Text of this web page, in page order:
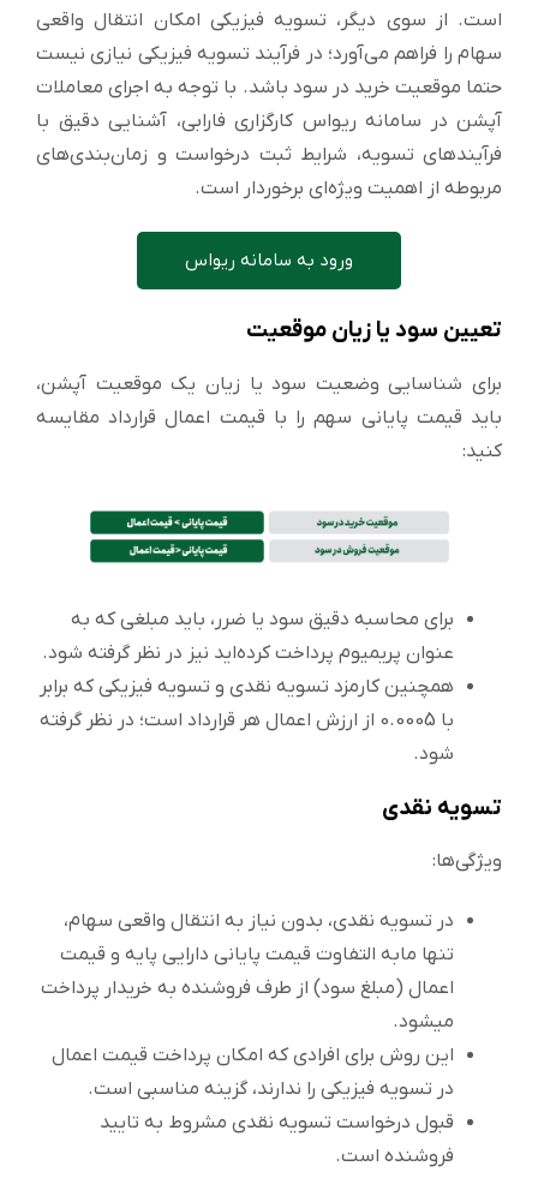
است. از سوی دیگر، تسویه فیزیکی امکان انتقال واقعی
سهام را فراهم می‌آورد؛ در فرآیند تسویه فیزیکی نیازی نیست
حتما موقعیت خرید در سود باشد. با توجه به اجرای معاملات
آپشن در سامانه ریواس کارگزاری فارابی، آشنایی دقیق با
فرآیندهای تسویه، شرایط ثبت درخواست و زمان‌بندی‌های
مربوطه از اهمیت ویژه‌ای برخوردار است.
ورود به سامانه ریواس
تعیین سود یا زیان موقعیت
برای شناسایی وضعیت سود یا زیان یک موقعیت آپشن،
باید قیمت پایانی سهم را با قیمت اعمال قرارداد مقایسه
کنید:
برای محاسبه دقیق سود یا ضرر، باید مبلغی که به
عنوان پریمیوم پرداخت کرده‌اید نیز در نظر گرفته شود.
همچنین کارمزد تسویه نقدی و تسویه فیزیکی که برابر
با 0.0005 از ارزش اعمال هر قرارداد است؛ در نظر گرفته
شود.
تسویه نقدی
ویژگی‌ها:
در تسویه نقدی، بدون نیاز به انتقال واقعی سهام،
تنها مابه التفاوت قیمت پایانی دارایی پایه و قیمت
اعمال (مبلغ سود) از طرف فروشنده به خریدار پرداخت
میشود.
این روش برای افرادی که امکان پرداخت قیمت اعمال
در تسویه فیزیکی را ندارند، گزینه مناسبی است.
قبول درخواست تسویه نقدی مشروط به تایید
فروشنده است.